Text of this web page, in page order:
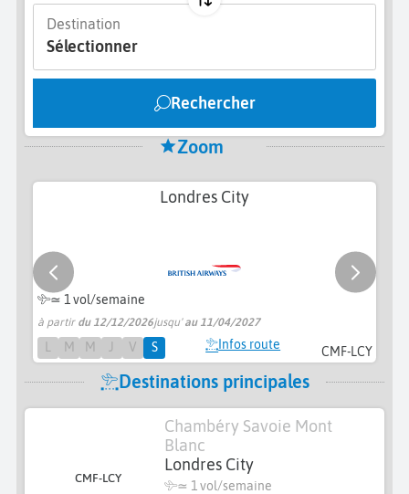
Destination
Sélectionner
Rechercher
Zoom
CMF-LCY
Londres City
≃ 1 vol/semaine
à partir du 12/12/2026jusqu'au 11/04/2027
L M M J V S Infos route
Destinations principales
CMF-LCY
Chambéry Savoie Mont
Blanc
Londres City
≃ 1 vol/semaine